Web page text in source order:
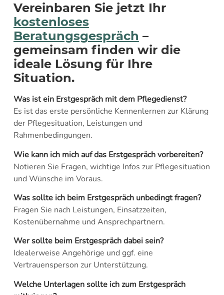
Vereinbaren Sie jetzt Ihr
kostenloses
Beratungsgespräch –
gemeinsam finden wir die
ideale Lösung für Ihre
Situation.
Was ist ein Erstgespräch mit dem Pflegedienst?
Es ist das erste persönliche Kennenlernen zur Klärung
der Pflegesituation, Leistungen und
Rahmenbedingungen.
Wie kann ich mich auf das Erstgespräch vorbereiten?
Notieren Sie Fragen, wichtige Infos zur Pflegesituation
und Wünsche im Voraus.
Was sollte ich beim Erstgespräch unbedingt fragen?
Fragen Sie nach Leistungen, Einsatzzeiten,
Kostenübernahme und Ansprechpartnern.
Wer sollte beim Erstgespräch dabei sein?
Idealerweise Angehörige und ggf. eine
Vertrauensperson zur Unterstützung.
Welche Unterlagen sollte ich zum Erstgespräch